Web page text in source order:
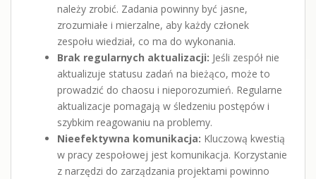
należy zrobić. Zadania powinny być jasne,
zrozumiałe i mierzalne, aby każdy członek
zespołu wiedział, co ma do wykonania.
Brak regularnych aktualizacji: Jeśli zespół nie
aktualizuje statusu zadań na bieżąco, może to
prowadzić do chaosu i nieporozumień. Regularne
aktualizacje pomagają w śledzeniu postępów i
szybkim reagowaniu na problemy.
Nieefektywna komunikacja: Kluczową kwestią
w pracy zespołowej jest komunikacja. Korzystanie
z narzędzi do zarządzania projektami powinno